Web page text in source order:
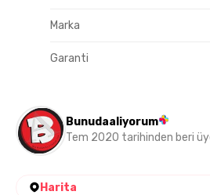
Marka
Garanti
Bunudaaliyorum
Tem 2020 tarihinden beri
Harita